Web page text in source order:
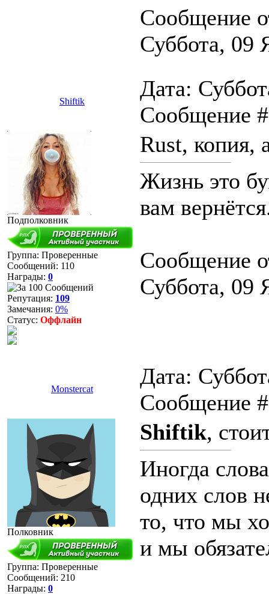
Сообщение
Суббота, 09
Shiftik
Дата:
Сообщение
Подполковник
Группа: Проверенные
Сообщений: 110
Награды: 0
Репутация: 109
Замечания: 0%
Статус: Оффлайн
Rust, копия,
Жизнь это
вам
Сообщение
Суббота, 09
Monstercat
Дата:
Сообщение
Полковник
Группа: Проверенные
Сообщений: 210
Награды: 0
Shiftik,
Иногда
одних слов
то, что мы
и мы